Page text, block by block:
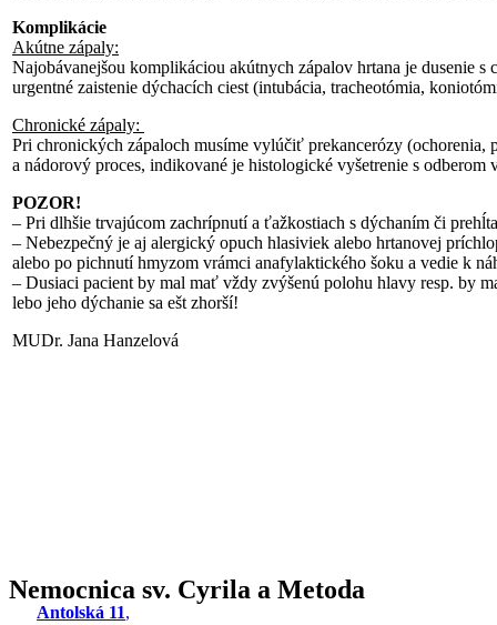
Komplikácie
Akútne zápaly:
Najobávanejšou komplikáciou akútnych zápalov hrtana je dusenie
urgentné zaistenie dýchacích ciest (intubácia, tracheotómia,
Chronické zápaly:
Pri chronických zápaloch musíme vylúčiť prekancerózy
a nádorový proces, indikované je histologické vyšetrenie s
POZOR!
– Pri dlhšie trvajúcom zachrípnutí a ťažkostiach s dýchaním či
– Nebezpečný je aj alergický opuch hlasiviek alebo hrtanovej
alebo po pichnutí hmyzom vrámci anafylaktického šoku a vedie k
– Dusiaci pacient by mal mať vždy zvýšenú polohu hlavy resp. by
lebo jeho dýchanie sa ešt zhorší!
MUDr. Jana Hanzelová
Nemocnica sv. Cyrila a Metoda
Antolská 11,